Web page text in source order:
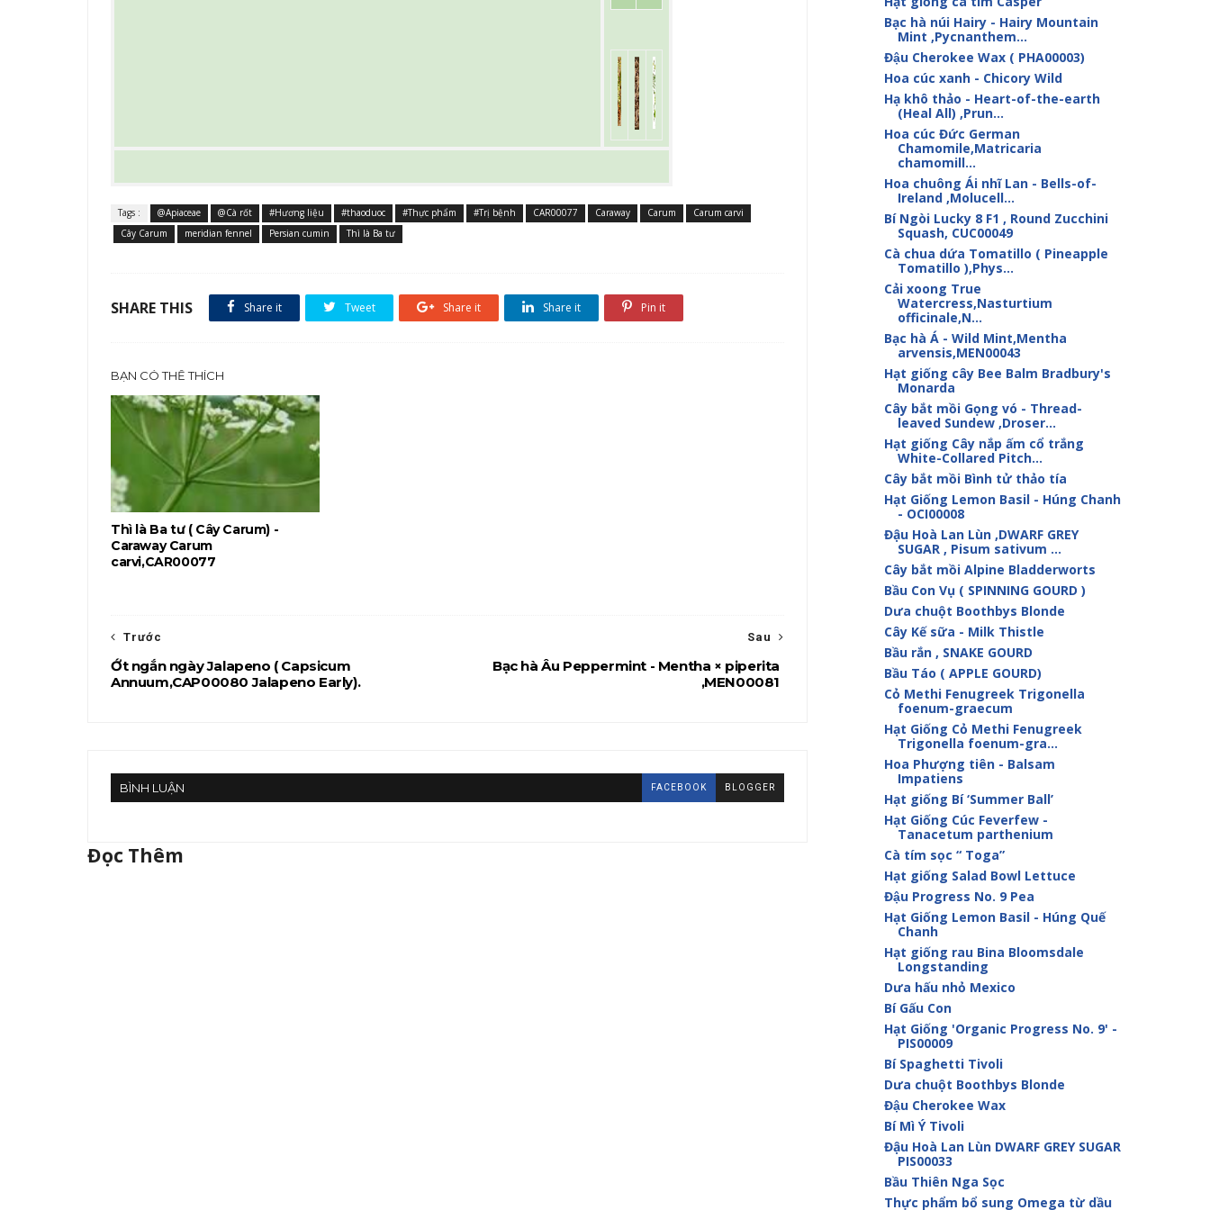
Tags : @Apiaceae @Cà rốt #Hương liệu #thaoduoc #Thực phẩm #Trị bệnh CAR00077 Caraway Carum
Carum carvi
Cây Carum
meridian fennel Persian cumin Thì là Ba tư
SHARE THIS Share it Tweet Share it Share it Pin it
BẠN CÓ THỂ THÍCH
Thì là Ba tư ( Cây Carum) -
Caraway Carum
carvi,CAR00077
Sau
Bạc hà Âu Peppermint - Mentha × piperita
,MEN00081
Trước
Ớt ngắn ngày Jalapeno ( Capsicum
Annuum,CAP00080 Jalapeno Early).
BÌNH LUẬN FACEBOOK BLOGGER
Đọc Thêm
Bạc hà núi Hairy - Hairy Mountain
Mint ,Pycnanthem...
Đậu Cherokee Wax ( PHA00003)
Hoa cúc xanh - Chicory Wild
Hạ khô thảo - Heart-of-the-earth
(Heal All) ,Prun...
Hoa cúc Đức German
Chamomile,Matricaria
chamomill...
Hoa chuông Ái nhĩ Lan - Bells-of-
Ireland ,Molucell...
Bí Ngòi Lucky 8 F1 , Round Zucchini
Squash, CUC00049
Cà chua dứa Tomatillo ( Pineapple
Tomatillo ),Phys...
Cải xoong True
Watercress,Nasturtium
officinale,N...
Bạc hà Á - Wild Mint,Mentha
arvensis,MEN00043
Hạt giống cây Bee Balm Bradbury's
Monarda
Cây bắt mồi Gọng vó - Thread-
leaved Sundew ,Droser...
Hạt giống Cây nắp ấm cổ trắng
White-Collared Pitch...
Cây bắt mồi Bình tử thảo tía
Hạt Giống Lemon Basil - Húng Chanh
- OCI00008
Đậu Hoà Lan Lùn ,DWARF GREY
SUGAR , Pisum sativum ...
Cây bắt mồi Alpine Bladderworts
Bầu Con Vụ ( SPINNING GOURD )
Dưa chuột Boothbys Blonde
Cây Kế sữa - Milk Thistle
Bầu rắn , SNAKE GOURD
Bầu Táo ( APPLE GOURD)
Cỏ Methi Fenugreek Trigonella
foenum-graecum
Hạt Giống Cỏ Methi Fenugreek
Trigonella foenum-gra...
Hoa Phượng tiên - Balsam
Impatiens
Hạt giống Bí ‘Summer Ball’
Hạt Giống Cúc Feverfew -
Tanacetum parthenium
Cà tím sọc “ Toga”
Hạt giống Salad Bowl Lettuce
Đậu Progress No. 9 Pea
Hạt Giống Lemon Basil - Húng Quế
Chanh
Hạt giống rau Bina Bloomsdale
Longstanding
Dưa hấu nhỏ Mexico
Bí Gấu Con
Hạt Giống 'Organic Progress No. 9' -
PIS00009
Bí Spaghetti Tivoli
Dưa chuột Boothbys Blonde
Đậu Cherokee Wax
Bí Mì Ý Tivoli
Đậu Hoà Lan Lùn DWARF GREY SUGAR
PIS00033
Bầu Thiên Nga Sọc
Thực phẩm bổ sung Omega từ dầu